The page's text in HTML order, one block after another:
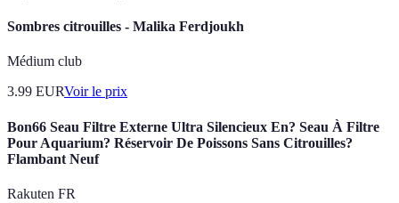
Sombres citrouilles - Malika Ferdjoukh
Médium club
3.99 EURVoir le prix
Bon66 Seau Filtre Externe Ultra Silencieux En? Seau À Filtre
Pour Aquarium? Réservoir De Poissons Sans Citrouilles?
Flambant Neuf
Rakuten FR